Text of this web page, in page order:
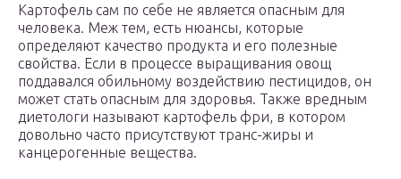
Картофель сам по себе не является опасным для
человека. Меж тем, есть нюансы, которые
определяют качество продукта и его полезные
свойства. Если в процессе выращивания овощ
поддавался обильному воздействию пестицидов, он
может стать опасным для здоровья. Также вредным
диетологи называют картофель фри, в котором
довольно часто присутствуют транс-жиры и
канцерогенные вещества.